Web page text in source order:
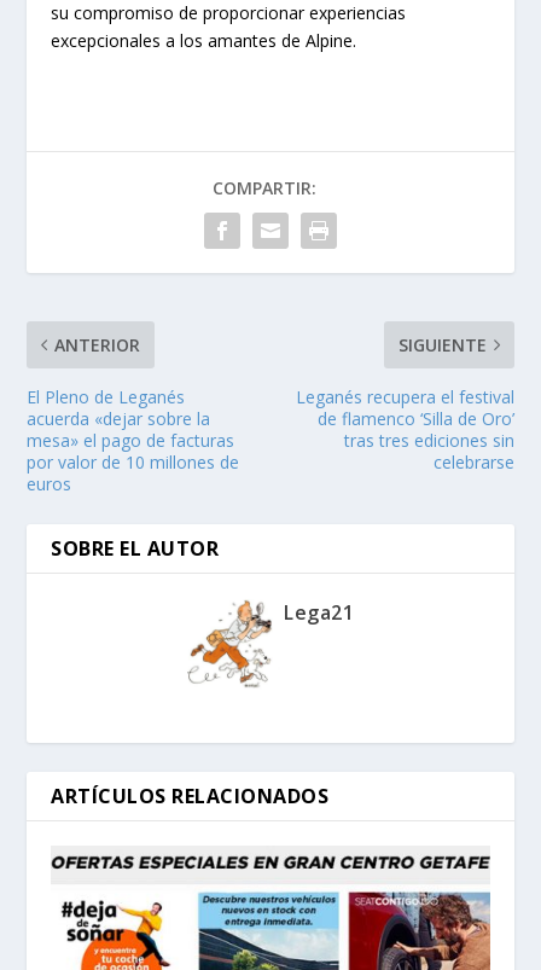
su compromiso de proporcionar experiencias
excepcionales a los amantes de Alpine.
COMPARTIR:
ANTERIOR
El Pleno de Leganés
acuerda «dejar sobre la
mesa» el pago de facturas
por valor de 10 millones de
euros
SIGUIENTE
Leganés recupera el festival
de flamenco ‘Silla de Oro’
tras tres ediciones sin
celebrarse
SOBRE EL AUTOR
Lega21
ARTÍCULOS RELACIONADOS